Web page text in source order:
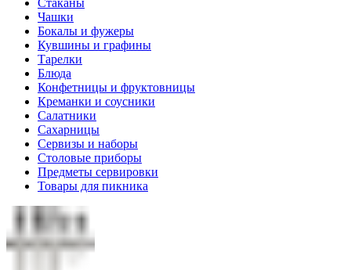
Чашки
Бокалы и фужеры
Кувшины и графины
Тарелки
Блюда
Конфетницы и фруктовницы
Креманки и соусники
Салатники
Сахарницы
Сервизы и наборы
Столовые приборы
Предметы сервировки
Товары для пикника